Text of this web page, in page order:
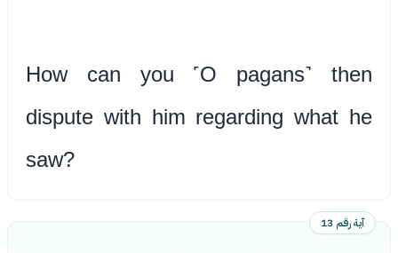
How can you ˹O pagans˺ then
dispute with him regarding what he
saw?
آية رقم 13